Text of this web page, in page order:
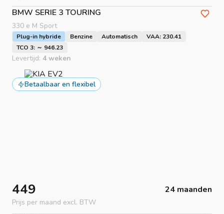
BMW SERIE 3 TOURING
330 e M Sport
Plug-in hybride Benzine Automatisch
VAA: 230.41
TCO 3: ～ 946.23
Levertijd: 4 weken
Betaalbaar en flexibel
449 24 maanden
Prijs per maand excl. BTW